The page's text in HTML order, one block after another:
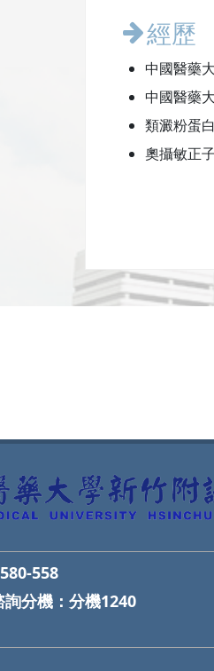
經歷
中國醫藥
中國醫藥
類澱粉蛋
奧攝敏正
558
分機： 分機1240